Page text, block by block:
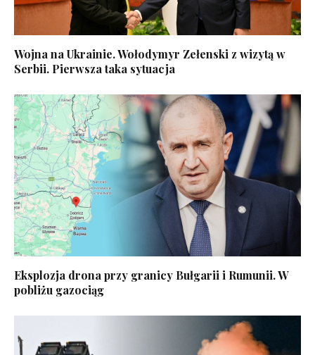
Wojna na Ukrainie. Wołodymyr Zełenski z wizytą w
Serbii. Pierwsza taka sytuacja
Eksplozja drona przy granicy Bułgarii i Rumunii. W
pobliżu gazociąg